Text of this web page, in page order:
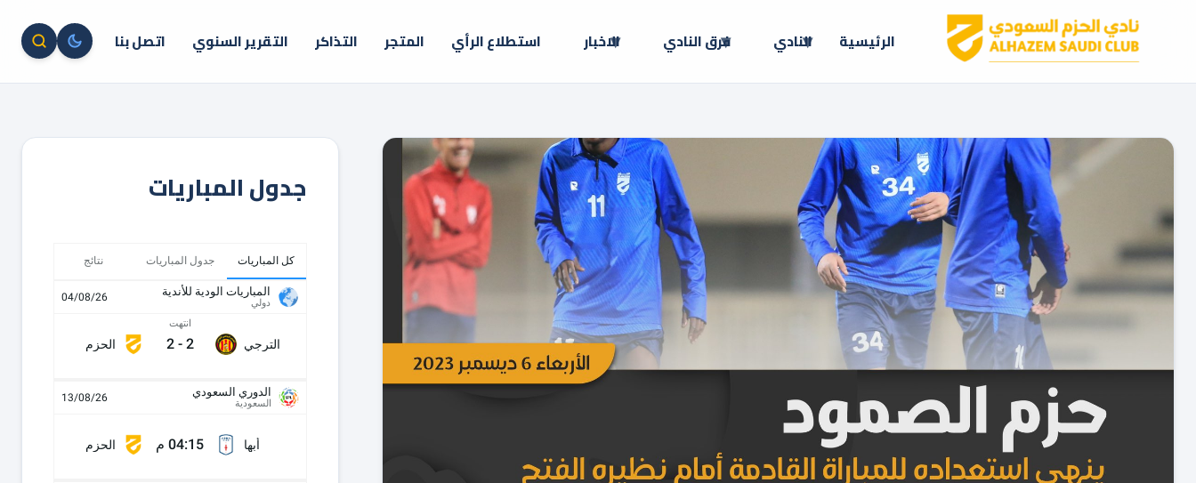
الرئيسية النادي فرق النادي الاخبار استطلاع الرأي المتجر التذاكر التقرير السنوي اتصل بنا
جدول المباريات
كل المباريات جدول المباريات نتائج
المباريات الودية للأندية
دولي 04/08/26
الترجي
انتهت
2
-
2 الحزم
الدوري السعودي
السعودية 13/08/26
أبها 04:15 م الحزم